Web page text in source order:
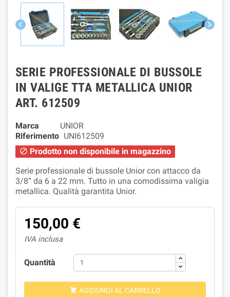
 
SERIE PROFESSIONALE DI BUSSOLE
IN VALIGE TTA METALLICA UNIOR
ART. 612509
Marca
UNIOR
Riferimento UNI612509
 Prodotto non disponibile in magazzino
Serie professionale di bussole Unior con attacco da
3/8” da 6 a 22 mm. Tutto in una comodissima valigia
metallica. Qualità garantita Unior.
150,00 €
IVA inclusa
Quantità
 AGGIUNGI AL CARRELLO